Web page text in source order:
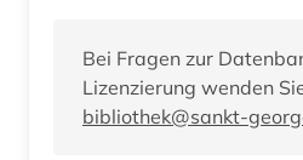
Bei Fragen zur
Lizenzierung wenden
bibliothek@sankt-